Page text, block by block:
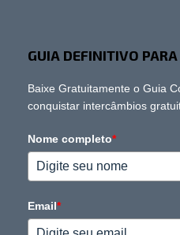
GUIA DEFINITIVO
Baixe Gratuitamente o Guia
conquistar intercâmbios
Nome completo*
Email*